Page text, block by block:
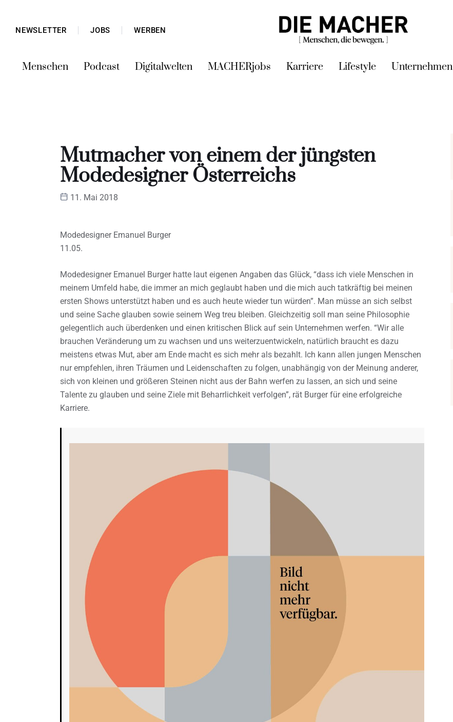
NEWSLETTER JOBS WERBEN
Menschen Podcast Digitalwelten MACHERjobs Karriere Lifestyle Unternehmen
Mutmacher von einem der jüngsten
Modedesigner Österreichs
11. Mai 2018
Modedesigner Emanuel Burger
11.05.
Modedesigner Emanuel Burger hatte laut eigenen Angaben das Glück, “dass ich viele Menschen in
meinem Umfeld habe, die immer an mich geglaubt haben und die mich auch tatkräftig bei meinen
ersten Shows unterstützt haben und es auch heute wieder tun würden”. Man müsse an sich selbst
und seine Sache glauben sowie seinem Weg treu bleiben. Gleichzeitig soll man seine Philosophie
gelegentlich auch überdenken und einen kritischen Blick auf sein Unternehmen werfen. “Wir alle
brauchen Veränderung um zu wachsen und uns weiterzuentwickeln, natürlich braucht es dazu
meistens etwas Mut, aber am Ende macht es sich mehr als bezahlt. Ich kann allen jungen Menschen
nur empfehlen, ihren Träumen und Leidenschaften zu folgen, unabhängig von der Meinung anderer,
sich von kleinen und größeren Steinen nicht aus der Bahn werfen zu lassen, an sich und seine
Talente zu glauben und seine Ziele mit Beharrlichkeit verfolgen”, rät Burger für eine erfolgreiche
Karriere.